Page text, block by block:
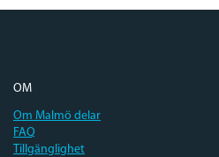
OM
Om Malmö delar
FAQ
Tillgänglighet